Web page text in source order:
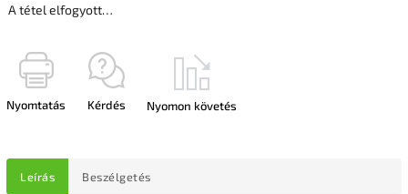
A tétel elfogyott…
Nyomtatás Kérdés Nyomon követés
Leírás Beszélgetés